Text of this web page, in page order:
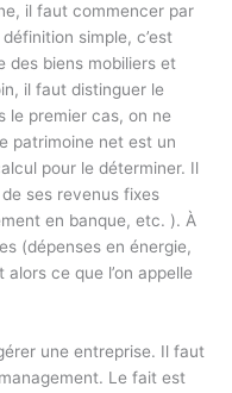
il faut commencer par
simple, c’est
des biens mobiliers et
il faut distinguer le
le premier cas, on ne
patrimoine net est un
pour le déterminer. Il
ses revenus fixes
en banque, etc. ). À
(dépenses en énergie,
ce que l’on appelle
une entreprise. Il faut
Le fait est